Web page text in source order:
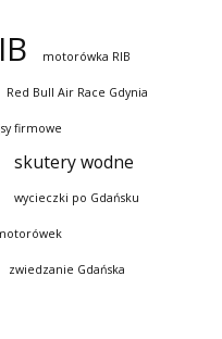
motorówka RIB
Red Bull Air Race Gdynia
firmowe
skutery wodne
wycieczki po Gdańsku
zwiedzanie Gdańska